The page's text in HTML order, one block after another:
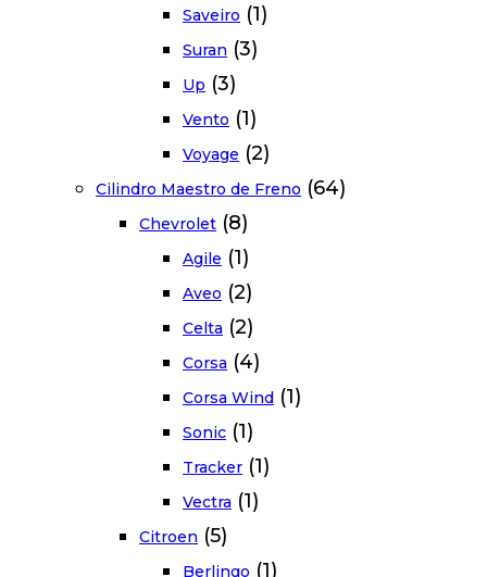
Saveiro (1)
Suran (3)
Up (3)
Vento (1)
Voyage (2)
Cilindro Maestro de Freno (64)
Chevrolet (8)
Agile (1)
Aveo (2)
Celta (2)
Corsa (4)
Corsa Wind (1)
Sonic (1)
Tracker (1)
Vectra (1)
Citroen (5)
Berlingo (1)